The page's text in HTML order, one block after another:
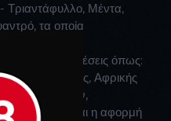
Τριαντάφυλλο, Μέντα,
τα οποία
διεθνείς εκθέσεις όπως:
Αμερικής, Αφρικής
βραβείων,
οποίος ήταν και η αφορμή